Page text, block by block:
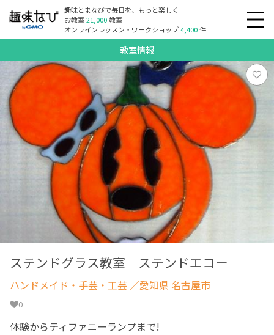
趣味とまなびで毎日を、もっと楽しく
お教室21,000教室
オンラインレッスン・ワークショップ4,400件
教室情報
ステンドグラス教室 ステンドエコー
ハンドメイド・手芸・工芸 ／愛知県 名古屋市
0
体験からティファニーランプまで!